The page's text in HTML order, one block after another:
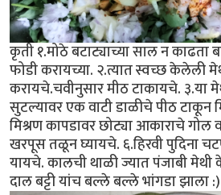
कृती १.मोठे बटाट्याच्या साल न काढता
फोडी करायच्या. २.त्यात स्वच्छ केलेली
करायचे.चवीनुसार मीठ टाकायचे. ३.या
सुटल्यावर एक वाटी डाळीचे पीठ
मिश्रण कापडावर छोट्या आकाराचे
खरपूस तळून घ्यायचे. ६.हिरवी पुदिना
यायचे. कालची थाळी ज्यात पंजाबी मेथी
दाल बट्टी यांच बल्ले बल्ले भांगडा झाला :)